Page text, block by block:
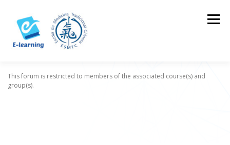
content
Menu
HOME CONTACTOS LOG IN
This forum is restricted to members of the associated course(s) and
group(s).